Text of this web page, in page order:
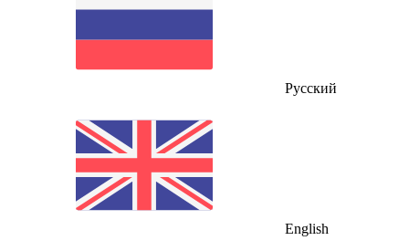
Русский
English